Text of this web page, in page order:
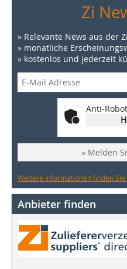
Zi
» Relevante News aus der
» monatliche
» kostenlos und jederzeit
Anti-
» Melden
Weitere Informationen finden
Anbieter finden